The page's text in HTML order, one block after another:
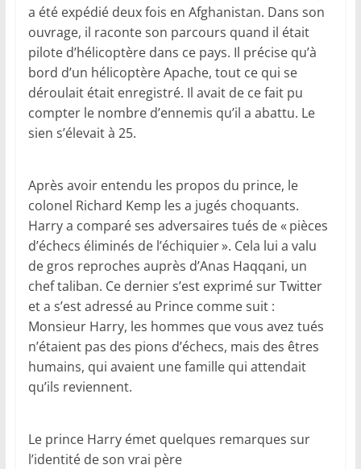
a été expédié deux fois en Afghanistan. Dans son
ouvrage, il raconte son parcours quand il était
pilote d’hélicoptère dans ce pays. Il précise qu’à
bord d’un hélicoptère Apache, tout ce qui se
déroulait était enregistré. Il avait de ce fait pu
compter le nombre d’ennemis qu’il a abattu. Le
sien s’élevait à 25.
Après avoir entendu les propos du prince, le
colonel Richard Kemp les a jugés choquants.
Harry a comparé ses adversaires tués de « pièces
d’échecs éliminés de l’échiquier ». Cela lui a valu
de gros reproches auprès d’Anas Haqqani, un
chef taliban. Ce dernier s’est exprimé sur Twitter
et a s’est adressé au Prince comme suit :
Monsieur Harry, les hommes que vous avez tués
n’étaient pas des pions d’échecs, mais des êtres
humains, qui avaient une famille qui attendait
qu’ils reviennent.
Le prince Harry émet quelques remarques sur
l’identité de son vrai père